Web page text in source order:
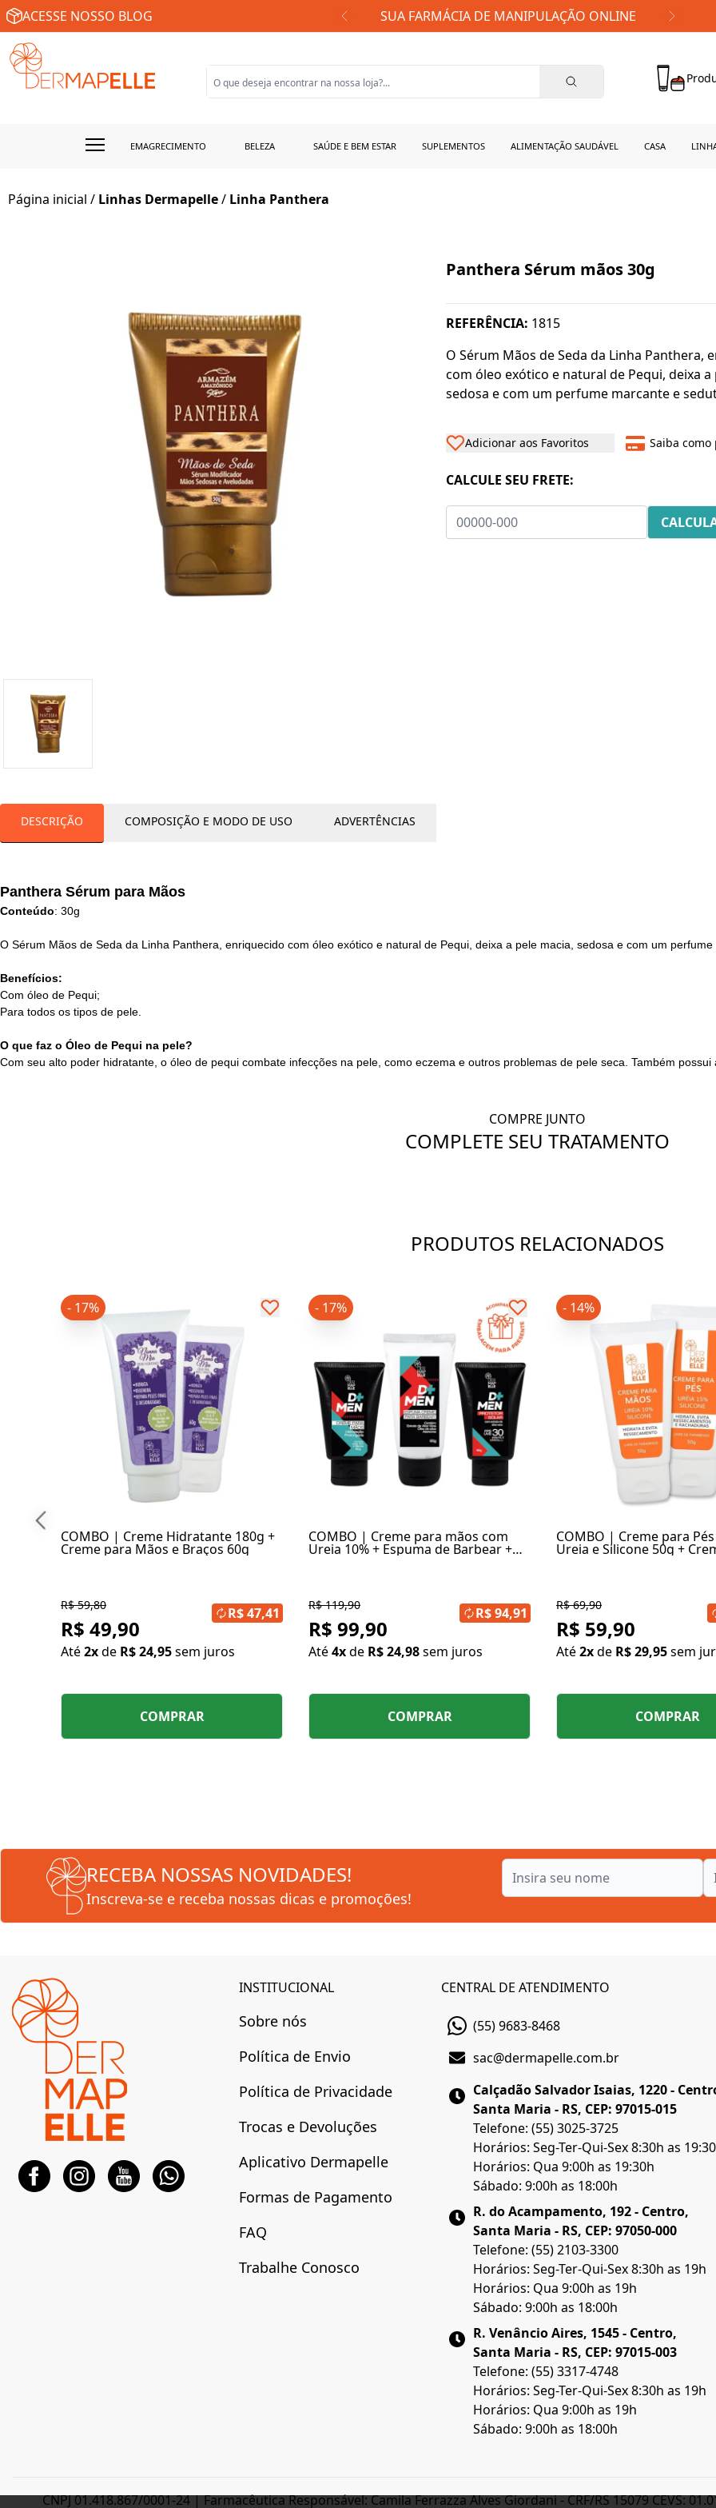
ACESSE NOSSO BLOG
SUA FARMÁCIA DE MANIPULAÇÃO ONLINE FRETE GRÁTIS PARA TODO BRASIL!
EMAGRECIMENTO BELEZA SAÚDE E BEM ESTAR SUPLEMENTOS ALIMENTAÇÃO SAUDÁVEL CASA
Página inicial / Linhas Dermapelle/ Linha Panthera
Panthera Sérum mãos 30g
REFERÊNCIA: 1815
O Sérum Mãos de Seda da Linha Panthera,
com óleo exótico e natural de Pequi, deixa a
sedosa e com um perfume marcante e
Adicionar aos Favoritos Saiba como
CALCULE SEU FRETE:
ADVERTÊNCIAS
COMPOSIÇÃO E MODO DE USO
DESCRIÇÃO
Panthera Sérum para Mãos
Conteúdo: 30g
O Sérum Mãos de Seda da Linha Panthera, enriquecido com óleo exótico e natural de Pequi, deixa a pele macia, sedosa e com um perfume
Benefícios:
Com óleo de Pequi;
Para todos os tipos de pele.
O que faz o Óleo de Pequi na pele?
Com seu alto poder hidratante, o óleo de pequi combate infecções na pele, como eczema e outros problemas de pele seca. Também
COMPRE JUNTO
COMPLETE SEU TRATAMENTO
PRODUTOS RELACIONADOS
COMBO | Creme Hidratante 180g +
Creme para Mãos e Braços 60g
- 17%
R$ 59,80
R$ 49,90
Até2xde R$ 24,95sem juros
R$ 47,41
COMPRAR
COMBO | Creme para mãos com
Ureia 10% + Espuma de Barbear +
Protetor Facial FPS 30
- 17%
R$ 119,90
R$ 99,90
Até4xde R$ 24,98sem juros
R$ 94,91
COMPRAR
COMBO | Creme para
Ureia e Silicone 50g +
Mãos com Ureia 10% 50g
- 14%
R$ 69,90
R$ 59,90
Até2xde R$ 29,95sem
COMPRAR
RECEBA NOSSAS NOVIDADES!
Inscreva-se e receba nossas dicas e promoções!
INSTITUCIONAL
Sobre nós
Política de Envio
Política de Privacidade
Trocas e Devoluções
Aplicativo Dermapelle
Formas de Pagamento
FAQ
Trabalhe Conosco
CENTRAL DE ATENDIMENTO
(55) 9683-8468
sac@dermapelle.com.br
Calçadão Salvador Isaias, 1220 -
Santa Maria - RS, CEP: 97015-015
Telefone: (55) 3025-3725
Horários: Seg-Ter-Qui-Sex 8:30h as
Horários: Qua 9:00h as 19:30h
Sábado: 9:00h as 18:00h
R. do Acampamento, 192 - Centro,
Santa Maria - RS, CEP: 97050-000
Telefone: (55) 2103-3300
Horários: Seg-Ter-Qui-Sex 8:30h as 19h
Horários: Qua 9:00h as 19h
Sábado: 9:00h as 18:00h
R. Venâncio Aires, 1545 - Centro,
Santa Maria - RS, CEP: 97015-003
Telefone: (55) 3317-4748
Horários: Seg-Ter-Qui-Sex 8:30h as 19h
Horários: Qua 9:00h as 19h
Sábado: 9:00h as 18:00h
CNPJ 01.418.867/0001-24 | Farmacêutica Responsável: Camila Ferrazza Alves Giordani - CRF/RS 15079 CEVS: